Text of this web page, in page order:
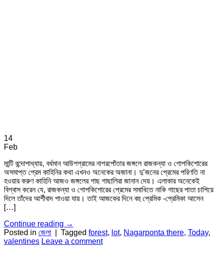
14
Feb
মান্টি বন্দোপাধ্যায়, বর্ধমান আউশগ্রামের নাগরপোঁতার জঙ্গলে রাজকন্যা ও গোপকিশোরের
অসমাপ্ত প্রেম কাহিনির কথা এখনও অনেকের অজানা। দু’জনের প্রেমের পরিণতি না
হওয়ার করুণ কাহিনি আজও জঙ্গলের গাছ গাছালিরা জানান দেয়। এলাকার অনেকেই
বিশ্বাস করেন যে, রাজকন্যা ও গোপকিশোরের প্রেমের সমাধিতে নাকি গাছের পাতা চাপিয়ে
দিলে তাঁদের আর্শীবাদ পাওয়া যায়। তাই আজকের দিনে বহু প্রেমিক -প্রেমিকা আসেন
[…]
Continue reading →
Posted in জেলা Tagged forest, lot, Nagarponta there, Today,
valentines Leave a comment